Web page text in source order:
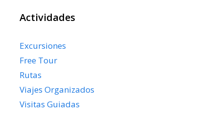
Actividades
Excursiones
Free Tour
Rutas
Viajes Organizados
Visitas Guiadas